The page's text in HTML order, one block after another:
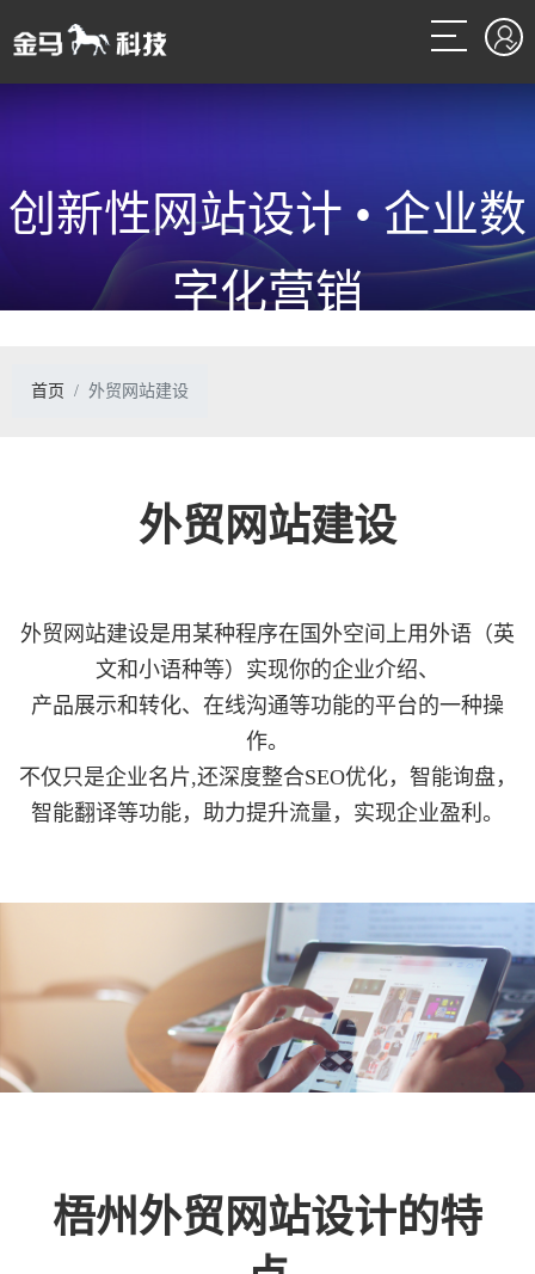
创新性网站设计 • 企业数
字化营销
首页 外贸网站建设
外贸网站建设
外贸网站建设是用某种程序在国外空间上用外语（英
文和小语种等）实现你的企业介绍、
产品展示和转化、在线沟通等功能的平台的一种操
作。
不仅只是企业名片,还深度整合SEO优化，智能询盘，
智能翻译等功能，助力提升流量，实现企业盈利。
梧州外贸网站设计的特